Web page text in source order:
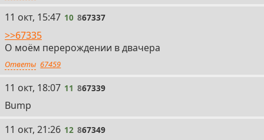
10
11 окт, 15:47 10 867337
>>67335
O моём перерождении в двачера
Ответы 67459
11
11 окт, 18:07 11 867339
Bump
12
11 окт, 21:26 12 867349